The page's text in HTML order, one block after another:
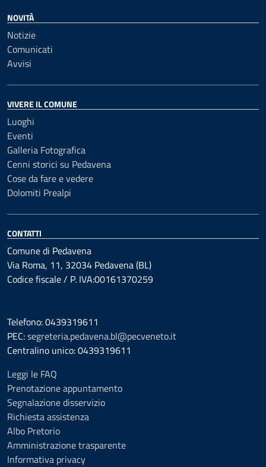
NOVITÀ
Notizie
Comunicati
Avvisi
VIVERE IL COMUNE
Luoghi
Eventi
Galleria Fotografica
Cenni storici su Pedavena
Cose da fare e vedere
Dolomiti Prealpi
CONTATTI
Comune di Pedavena
Via Roma, 11, 32034 Pedavena (BL)
Codice fiscale / P. IVA:00161370259
Telefono: 0439319611
PEC:segreteria.pedavena.bl@pecveneto.it
Centralino unico: 0439319611
Leggi le FAQ
Prenotazione appuntamento
Segnalazione disservizio
Richiesta assistenza
Albo Pretorio
Amministrazione trasparente
Informativa privacy